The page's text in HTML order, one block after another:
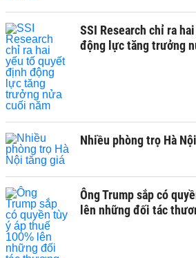
SSI Research chỉ ra
động lực tăng trưởng
Nhiều phòng trọ Hà
Ông Trump sắp có
lên những đối tác